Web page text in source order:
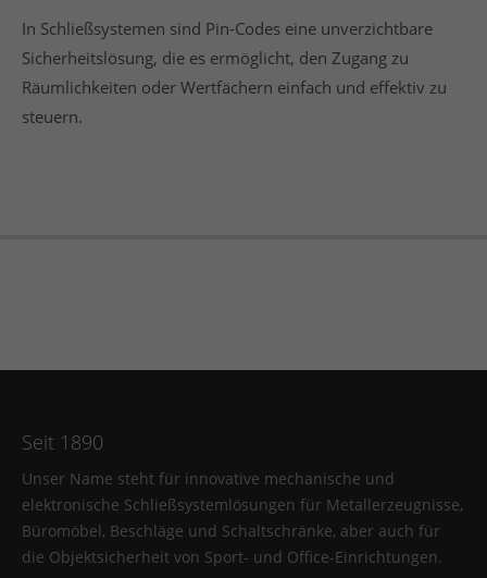
In Schließsystemen sind Pin-Codes eine unverzichtbare
Sicherheitslösung, die es ermöglicht, den Zugang zu
Räumlichkeiten oder Wertfächern einfach und effektiv zu
steuern.
Seit 1890
Unser Name steht für innovative mechanische und
elektronische Schließsystemlösungen für Metallerzeugnisse,
Büromöbel, Beschläge und Schaltschränke, aber auch für
die Objektsicherheit von Sport- und Office-Einrichtungen.